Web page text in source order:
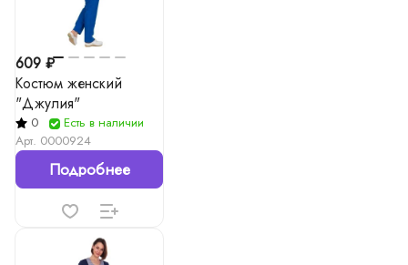
609 ₽
Костюм женский
"Джулия"
0
Есть в наличии
Арт. 0000924
Подробнее